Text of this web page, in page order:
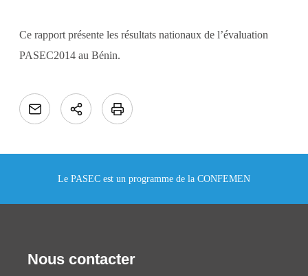
Ce rapport présente les résultats nationaux de l’évaluation
PASEC2014 au Bénin.
Le PASEC est un programme de la CONFEMEN
Nous contacter